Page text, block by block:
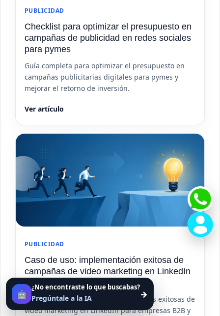
🤖
¿No encontraste lo que buscabas?
Pregúntale a la IA →
PUBLICIDAD
Checklist para optimizar el presupuesto en
campañas de publicidad en redes sociales
para pymes
Guía completa para optimizar el presupuesto en
campañas publicitarias digitales para pymes y
mejorar el retorno de inversión.
Ver artículo
PUBLICIDAD
Caso de uso: implementación exitosa de
campañas de video marketing en LinkedIn
para empresas B2B
Descubre cómo implementar campañas exitosas de
video marketing en LinkedIn para empresas B2B y